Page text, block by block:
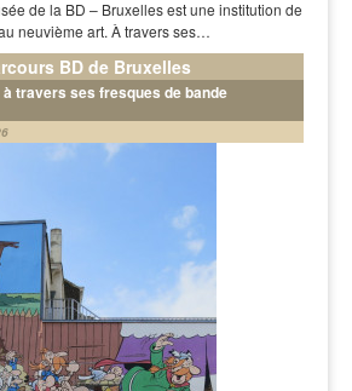
de la BD – Bruxelles est une institution de
neuvième art. À travers ses…
BD de Bruxelles
travers ses fresques de bande